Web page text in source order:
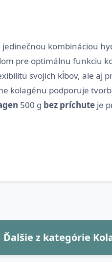
jedinečnou kombináciou
pre optimálnu funkciu
svojich kĺbov, ale aj
kolagénu podporuje
500 g bez príchute je
Ďalšie z kategórie